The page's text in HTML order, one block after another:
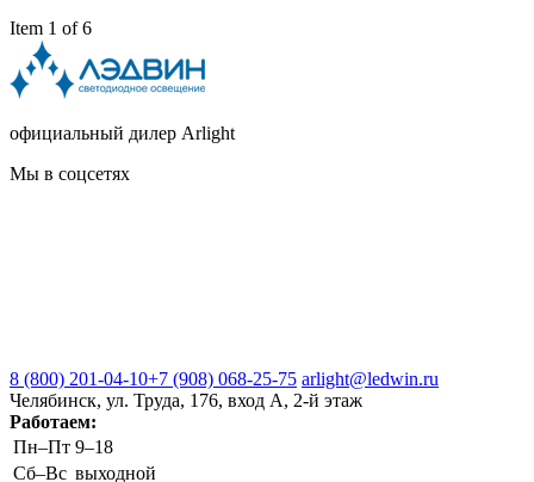
Item 1 of 6
официальный дилер Arlight
Мы в соцсетях
8 (800) 201-04-10+7 (908) 068-25-75 arlight@ledwin.ru
Челябинск, ул. Труда, 176, вход А, 2-й этаж
Работаем:
Пн–Пт 9–18
Сб–Вс выходной